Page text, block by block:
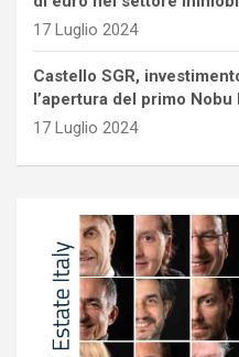
17 Luglio 2024
Castello SGR,
l’apertura del primo
17 Luglio 2024